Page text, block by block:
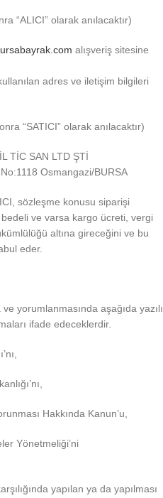
“ALICI” olarak anılacaktır)
alışveriş sitesine
adres ve iletişim bilgileri
“SATICI” olarak anılacaktır)
TİC SAN LTD ŞTİ
Osmangazi/BURSA
sözleşme konusu siparişi
ve varsa kargo ücreti, vergi
altına gireceğini ve bu
eder.
yorumlanmasında aşağıda yazılı
ifade edeceklerdir.
Hakkında Kanun’u,
Yönetmeliği’ni
yapılan ya da yapılması